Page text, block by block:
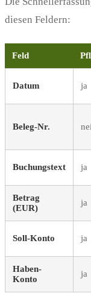
diesen Feldern:
Feld
Datum ja
Beleg-Nr.
Buchungstext ja
Betrag
(EUR)
ja
Soll-Konto ja
Haben-
Konto
ja